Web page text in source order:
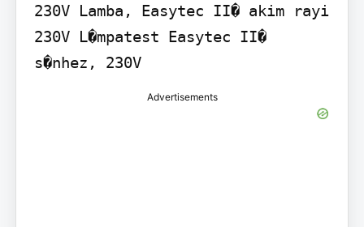
230V Lamba, Easytec II� akim rayi
230V L�mpatest Easytec II�
s�nhez, 230V
Advertisements